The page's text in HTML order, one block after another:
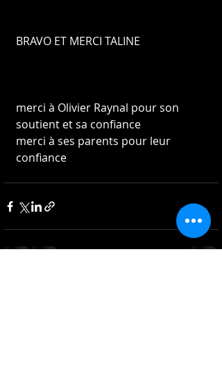
BRAVO ET MERCI TALINE
merci à Olivier Raynal pour son
soutient et sa confiance
merci à ses parents pour leur
confiance